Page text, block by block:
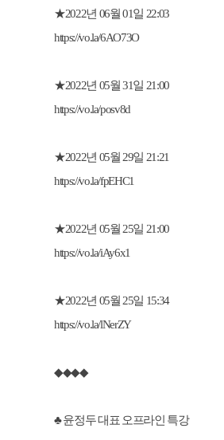
★2022년 06월 01일 22:03
https://vo.la/6AO73O
★2022년 05월 31일 21:00
https://vo.la/posv8d
★2022년 05월 29일 21:21
https://vo.la/fpEHC1
★2022년 05월 25일 21:00
https://vo.la/iAy6x1
★2022년 05월 25일 15:34
https://vo.la/lNerZY
◆◆◆◆
♣ 윤정두 대표 오프라인 특강